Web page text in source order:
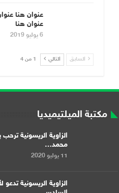
عنوان هنا
عنوان هنا
6 يوليو 2019
السابق التالي 1 من 4
مكتبة الميلتيميديا
الزاوية الريسونية
محمد…
11 يوليو 2020
الزاوية الريسونية